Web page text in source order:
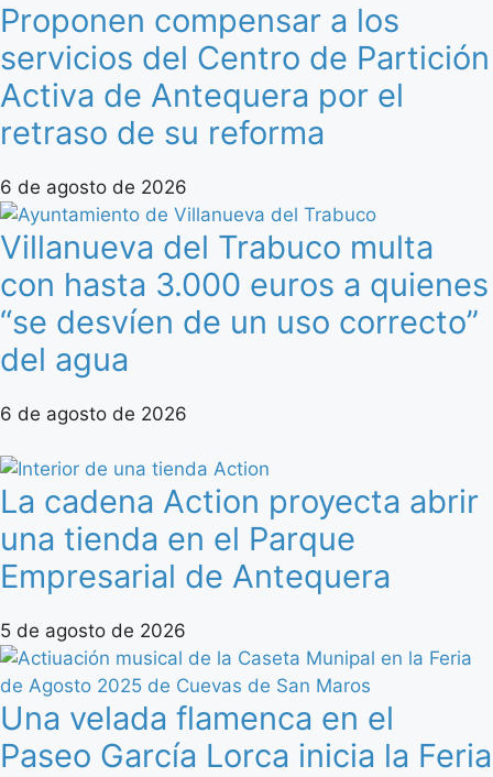
Proponen compensar a los
servicios del Centro de Partición
Activa de Antequera por el
retraso de su reforma
6 de agosto de 2026
Villanueva del Trabuco multa
con hasta 3.000 euros a quienes
“se desvíen de un uso correcto”
del agua
6 de agosto de 2026
La cadena Action proyecta abrir
una tienda en el Parque
Empresarial de Antequera
5 de agosto de 2026
Una velada flamenca en el
Paseo García Lorca inicia la Feria